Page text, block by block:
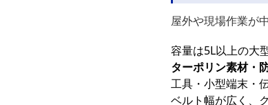
屋外や現場作業が
容量は5L以上の大
ターポリン素材・
工具・小型端末・
ベルト幅が広く、